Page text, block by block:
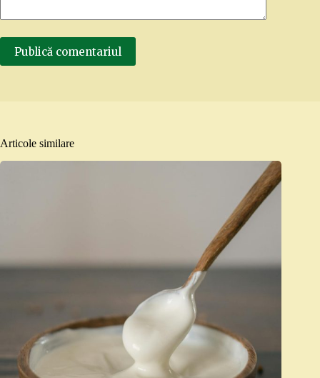
Publică comentariul
Articole similare